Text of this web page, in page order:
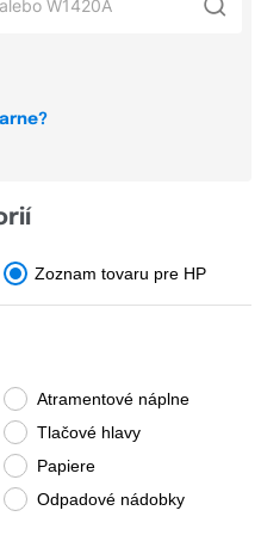
tlačiarne štítkov štítků
Zoznam tovaru pre HP
Atramentové náplne
Tlačové hlavy
Papiere
Odpadové nádobky